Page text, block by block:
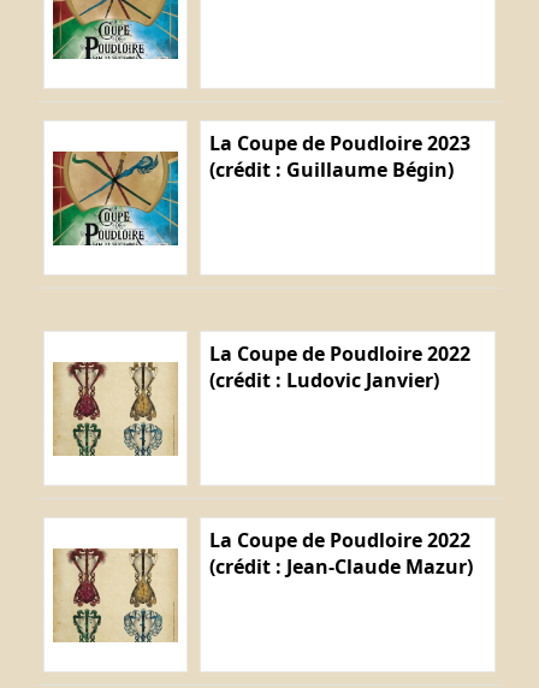
La Coupe de Poudloire 2023
(crédit : Guillaume Bégin)
La Coupe de Poudloire 2022
(crédit : Ludovic Janvier)
La Coupe de Poudloire 2022
(crédit : Jean-Claude Mazur)